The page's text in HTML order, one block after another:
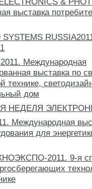
выставка
SYSTEMS
Международная
выставка по
технике,
дом
НЕДЕЛЯ
Международная
для
2011. 9-я